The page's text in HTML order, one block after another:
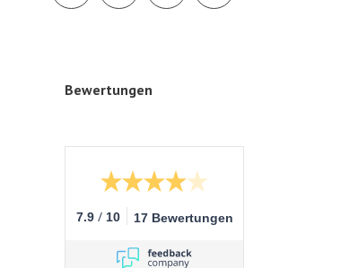
Bewertungen
7.9 / 10 17 Bewertungen